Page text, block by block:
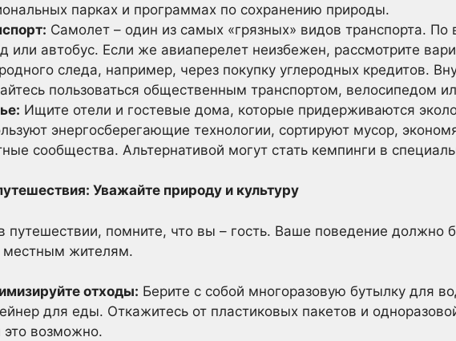
парках и программах по сохранению природы.
Самолет – один из самых «грязных» видов транспорта.
или автобус. Если же авиаперелет неизбежен, рассмотрите
следа, например, через покупку углеродных кредитов.
пользоваться общественным транспортом, велосипедом
Ищите отели и гостевые дома, которые придерживаются
энергосберегающие технологии, сортируют мусор,
сообщества. Альтернативой могут стать кемпинги в
Уважайте природу и культуру
путешествии, помните, что вы – гость. Ваше поведение должно
местным жителям.
отходы: Берите с собой многоразовую бутылку для
для еды. Откажитесь от пластиковых пакетов и
это возможно.